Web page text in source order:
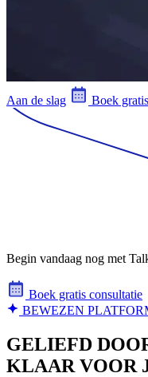
Aan de slag Boek
Begin vandaag nog met
Boek gratis consultatie
BEWEZEN
GELIEFD
KLAAR VOOR